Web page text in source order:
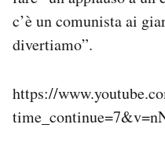
c’è un comunista ai
divertiamo”.
https://